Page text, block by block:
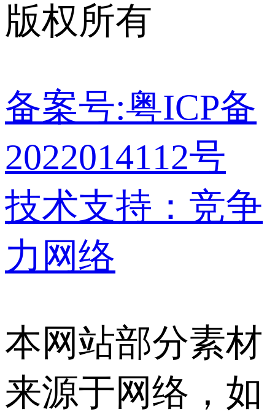
版权所有
备案号:粤ICP备
2022014112号
技术支持：竞争
力网络
本网站部分素材
来源于网络，如